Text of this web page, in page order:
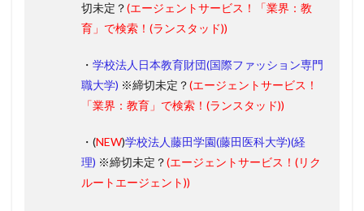
切未定？(エージェントサービス！
「業界：教
育」 で検索！(ランスタッド))
・ 学校法人日本教育財団(国際ファッション専門
職大学) ※締切未定？(エージェントサービス！
「業界：教育」 で検索！(ランスタッド))
・(NEW)学校法人藤田学園(藤田医科大学)(経
理) ※締切未定？(エージェントサービス！ (リク
ルートエージェント))